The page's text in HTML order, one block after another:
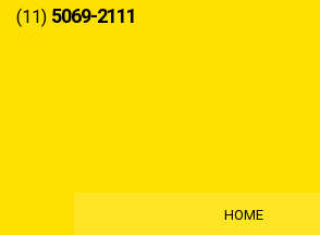
(11) 5069-2111
HOME